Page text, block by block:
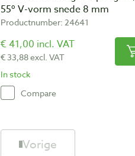
55º V-vorm snede 8 mm
Productnumber: 24641
€ 41,00 incl. VAT
€ 33,88 excl. VAT
In stock
Compare
Vorige